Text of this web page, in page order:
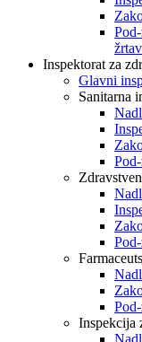
Inspektorat za
Glavni
Sanitarna
Inspekcija